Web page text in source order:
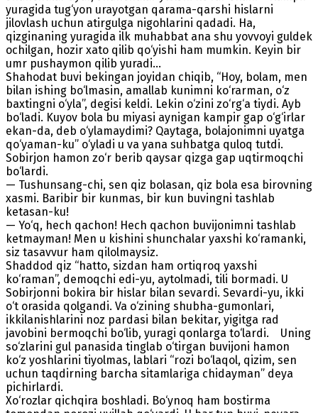
yuragida tug‘yon urayotgan qarama-qarshi hislarni
jilovlash uchun atirgulga nigohlarini qadadi. Ha,
qizginaning yuragida ilk muhabbat ana shu yovvoyi guldek
ochilgan, hozir xato qilib qo‘yishi ham mumkin. Keyin bir
umr pushaymon qilib yuradi...
Shahodat buvi bekingan joyidan chiqib, “Hoy, bolam, men
bilan ishing bo‘lmasin, amallab kunimni ko‘rarman, o‘z
baxtingni o‘yla”, degisi keldi. Lekin o‘zini zo‘rg‘a tiydi. Ayb
bo‘ladi. Kuyov bola bu miyasi aynigan kampir gap o‘g‘irlar
ekan-da, deb o‘ylamaydimi? Qaytaga, bolajonimni uyatga
qo‘yaman-ku” o‘yladi u va yana suhbatga quloq tutdi.
Sobirjon hamon zo‘r berib qaysar qizga gap uqtirmoqchi
bo‘lardi.
— Tushunsang-chi, sen qiz bolasan, qiz bola esa birovning
xasmi. Baribir bir kunmas, bir kun buvingni tashlab
ketasan-ku!
— Yo‘q, hech qachon! Hech qachon buvijonimni tashlab
ketmayman! Men u kishini shunchalar yaxshi ko‘ramanki,
siz tasavvur ham qilolmaysiz.
Shaddod qiz “hatto, sizdan ham ortiqroq yaxshi
ko‘raman”, demoqchi edi-yu, aytolmadi, tili bormadi. U
Sobirjonni bokira bir hislar bilan sevardi. Sevardi-yu, ikki
o‘t orasida qolgandi. Va o‘zining shubha-gumonlari,
ikkilanishlarini noz pardasi bilan bekitar, yigitga rad
javobini bermoqchi bo‘lib, yuragi qonlarga to‘lardi. Uning
so‘zlarini gul panasida tinglab o‘tirgan buvijoni hamon
ko‘z yoshlarini tiyolmas, lablari “rozi bo‘laqol, qizim, sen
uchun taqdirning barcha sitamlariga chidayman” deya
pichirlardi.
Xo‘rozlar qichqira boshladi. Bo‘ynoq ham bostirma